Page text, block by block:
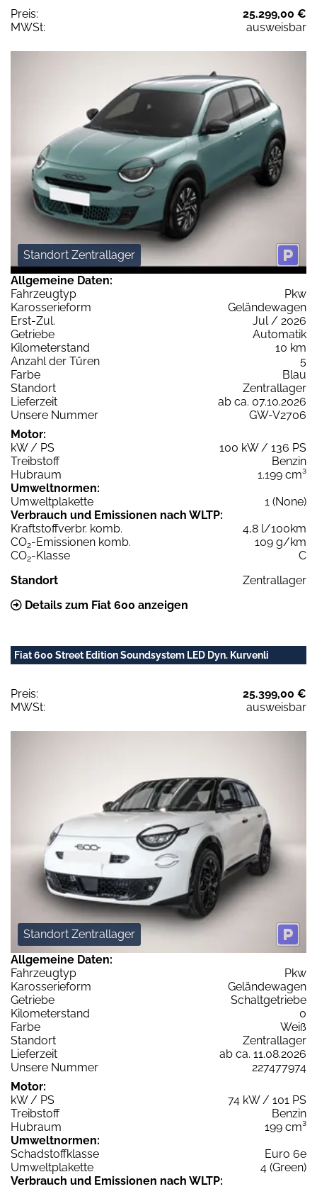
Preis:
25.299,00 €
MWSt:
ausweisbar
Standort Zentrallager
Allgemeine Daten:
Fahrzeugtyp
Pkw
Karosserieform
Geländewagen
Erst-Zul.
Jul / 2026
Getriebe
Automatik
Kilometerstand
10 km
Anzahl der Türen
5
Farbe
Blau
Standort
Zentrallager
Lieferzeit
ab ca. 07.10.2026
Unsere Nummer
GW-V2706
Motor:
kW / PS
100 kW / 136 PS
Treibstoff
Benzin
Hubraum
1.199 cm³
Umweltnormen:
Umweltplakette
1 (None)
Verbrauch und Emissionen nach WLTP:
Kraftstoffverbr. komb.
4,8 l/100km
CO2-Emissionen komb.
109 g/km
CO2-Klasse
C
Standort
Zentrallager
Details zum Fiat 600 anzeigen
Fiat 600 Street Edition Soundsystem LED Dyn. Kurvenli
Preis:
25.399,00 €
MWSt:
ausweisbar
Standort Zentrallager
Allgemeine Daten:
Fahrzeugtyp
Pkw
Karosserieform
Geländewagen
Getriebe
Schaltgetriebe
Kilometerstand
0
Farbe
Weiß
Standort
Zentrallager
Lieferzeit
ab ca. 11.08.2026
Unsere Nummer
227477974
Motor:
kW / PS
74 kW / 101 PS
Treibstoff
Benzin
Hubraum
199 cm³
Umweltnormen:
Schadstoffklasse
Euro 6e
Umweltplakette
4 (Green)
Verbrauch und Emissionen nach WLTP: